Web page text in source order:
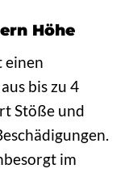
Höhe
einen
bis zu 4
Stöße und
im